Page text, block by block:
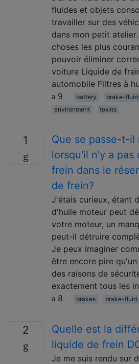
fluides et objets
travailler sur des
dans mon petit
choses les plus
pouvoir éliminer
voiture Liquide de
automobile Filtres à
9
battery brake-fluid
environment
toxins
1
Que se passe-t-il
lorsqu'il n'y a pas
frein dans le
de frein?
J'étais curieux, étant
d'huile moteur peut
votre moteur, un
peut-il détruire
Je peux imaginer
être encore pire
des raisons de
exactement tous les
8
brakes brake-fluid
2
Quelle est la
liquide de frein
Je me suis rendu sur